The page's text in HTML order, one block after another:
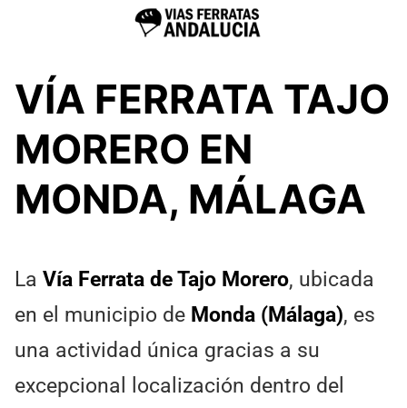
VÍA FERRATA TAJO
MORERO EN
MONDA, MÁLAGA
La Vía Ferrata de Tajo Morero, ubicada
en el municipio de Monda (Málaga), es
una actividad única gracias a su
excepcional localización dentro del